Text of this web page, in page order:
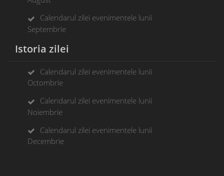
Calendarul zilei evenimentele lunii
Septembrie
Istoria zilei
Calendarul zilei evenimentele lunii
Octombrie
Calendarul zilei evenimentele lunii
Noiembrie
Calendarul zilei evenimentele lunii
Decembrie